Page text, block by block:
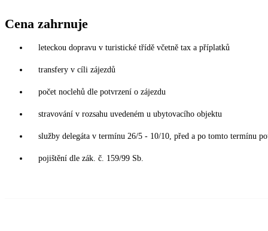
Cena zahrnuje
leteckou dopravu v turistické třídě včetně tax a příplatků
transfery v cíli zájezdů
počet noclehů dle potvrzení o zájezdu
stravování v rozsahu uvedeném u ubytovacího objektu
služby delegáta v termínu 26/5 - 10/10, před a po tomto termínu
pojištění dle zák. č. 159/99 Sb.